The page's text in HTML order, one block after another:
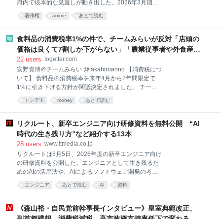
府内で抜本的な見直しが動き出した。2026年3月期決
算で累積損失が540億円に達したことを受け、経済産
業省は同年7月、制度・投資事業・組織経営の三つの
論では、他機関との統合や廃止まで選択肢に入る可能
性がある。 日本国内では、この機構をめぐって「公的
資金の浪費」「クールジャパン政策の失敗」といった
ツ振興院（KOCCA）東京ビジネスセンターが2026年7
月31日、『クールジャパンは本当に失敗したのか――
日本政府のクールジャパン機構再検討の背景』と題し
た特化報告書を公表した。 報告書は投資の巧拙という
を補う「政策
著作権 anime あとで読む
食料品の消費税率1%の件で、チームみらいが反対「店頭の
価格は良くて7割しか下がらない」「農業従事者や外食産業
に負担が偏る」「高所得者ほど恩恵は大きい」「財源が不
明確」が主な理由
22 users togetter.com
安野貴博＠チームみらい @takahiroanno 【消費税につ
いて】 食料品の消費税率を来年4月から2年間限定で
1%に引き下げる方針が閣議決定されました。 チーム
みらいは、衆院選の時点から消費税減税には、一貫し
て反対してきました。改めてですが、反対する主な理
は「良くて7割」しか下がらない見立てが示されてい
る ②農業従事者や外食産業に、還付や資金繰り等の負
担が偏って発生するが、対応策が示されていない ③高
ける方に重点的に」という政策目的に反する ④財源が
不明確。取り組むべき社会保険料引き下げ施策にも影
響がおよび得る 上記について、引き続き秋の国会で議
論します。 2026-08-05 23:42:50 安野貴博＠チームみ
トンデモ money あとで読む
リクルート、新卒エンジニア向け研修資料を無料公開 “AI
時代の生き残り方”など紹介する13本
28 users www.itmedia.co.jp
リクルートは8月5日、2026年度の新卒エンジニア向け
の研修資料を公開した。エンジニアとして生き残るた
めのAIの活用法や、AIによるソフトウェア開発の考え
方の変化など、業務やキャリア形成に必要な知見を幅
広く紹介している。 26年度の研修で利用した13の資
サバイバルガイド」では、エンジニアとして働く心構
えを解説しており、AIを業務のアウトプットだけでな
エンジニア あとで読む AI 資料
《森山裕・自民党前幹事長インタビュー》皇室典範改正、